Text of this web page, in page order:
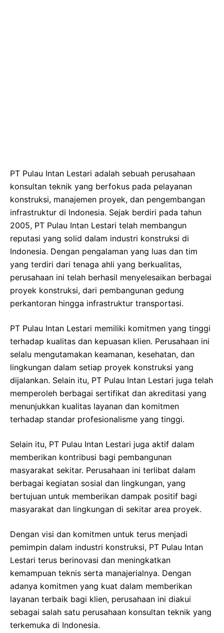
PT Pulau Intan Lestari adalah sebuah perusahaan
konsultan teknik yang berfokus pada pelayanan
konstruksi, manajemen proyek, dan pengembangan
infrastruktur di Indonesia. Sejak berdiri pada tahun
2005, PT Pulau Intan Lestari telah membangun
reputasi yang solid dalam industri konstruksi di
Indonesia. Dengan pengalaman yang luas dan tim
yang terdiri dari tenaga ahli yang berkualitas,
perusahaan ini telah berhasil menyelesaikan berbagai
proyek konstruksi, dari pembangunan gedung
perkantoran hingga infrastruktur transportasi.
PT Pulau Intan Lestari memiliki komitmen yang tinggi
terhadap kualitas dan kepuasan klien. Perusahaan ini
selalu mengutamakan keamanan, kesehatan, dan
lingkungan dalam setiap proyek konstruksi yang
dijalankan. Selain itu, PT Pulau Intan Lestari juga telah
memperoleh berbagai sertifikat dan akreditasi yang
menunjukkan kualitas layanan dan komitmen
terhadap standar profesionalisme yang tinggi.
Selain itu, PT Pulau Intan Lestari juga aktif dalam
memberikan kontribusi bagi pembangunan
masyarakat sekitar. Perusahaan ini terlibat dalam
berbagai kegiatan sosial dan lingkungan, yang
bertujuan untuk memberikan dampak positif bagi
masyarakat dan lingkungan di sekitar area proyek.
Dengan visi dan komitmen untuk terus menjadi
pemimpin dalam industri konstruksi, PT Pulau Intan
Lestari terus berinovasi dan meningkatkan
kemampuan teknis serta manajerialnya. Dengan
adanya komitmen yang kuat dalam memberikan
layanan terbaik bagi klien, perusahaan ini diakui
sebagai salah satu perusahaan konsultan teknik yang
terkemuka di Indonesia.